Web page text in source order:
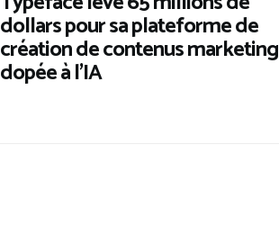
dollars pour sa plateforme de
création de contenus marketing
dopée à l’IA